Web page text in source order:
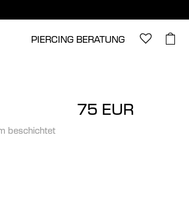
PIERCING BERATUNG
75 EUR
beschichtet